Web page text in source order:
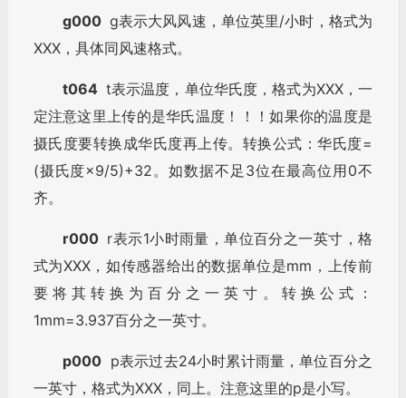
g000 g表示大风风速，单位英里/小时，格式为
XXX，具体同风速格式。
t064 t表示温度，单位华氏度，格式为XXX，一
定注意这里上传的是华氏温度！！！如果你的温度是
摄氏度要转换成华氏度再上传。转换公式：华氏度=
(摄氏度×9/5)+32。如数据不足3位在最高位用0不
齐。
r000 r表示1小时雨量，单位百分之一英寸，格
式为XXX，如传感器给出的数据单位是mm，上传前
要将其转换为百分之一英寸。转换公式：
1mm=3.937百分之一英寸。
p000p表示过去24小时累计雨量，单位百分之
一英寸，格式为XXX，同上。注意这里的p是小写。